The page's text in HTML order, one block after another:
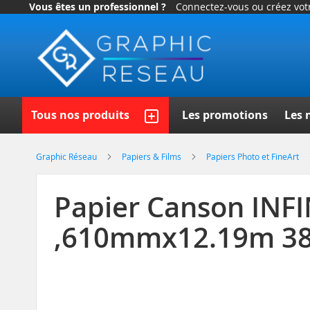
Vous êtes un professionnel ? Connectez-vous ou créez
Allez
contenu
Tous nos produits Les promotions Les
Graphic Réseau Papiers & Films Papiers Photo et FineArt
Papier Canson
,610mmx12.19m